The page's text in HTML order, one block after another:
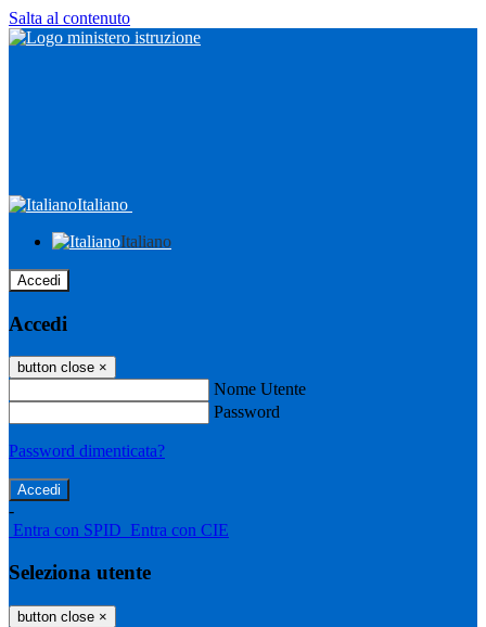
Salta al contenuto
Italiano
Italiano
Accedi
Accedi
button close ×
Nome Utente
Password
Password dimenticata?
-
Entra con SPID Entra con CIE
Seleziona utente
button close ×